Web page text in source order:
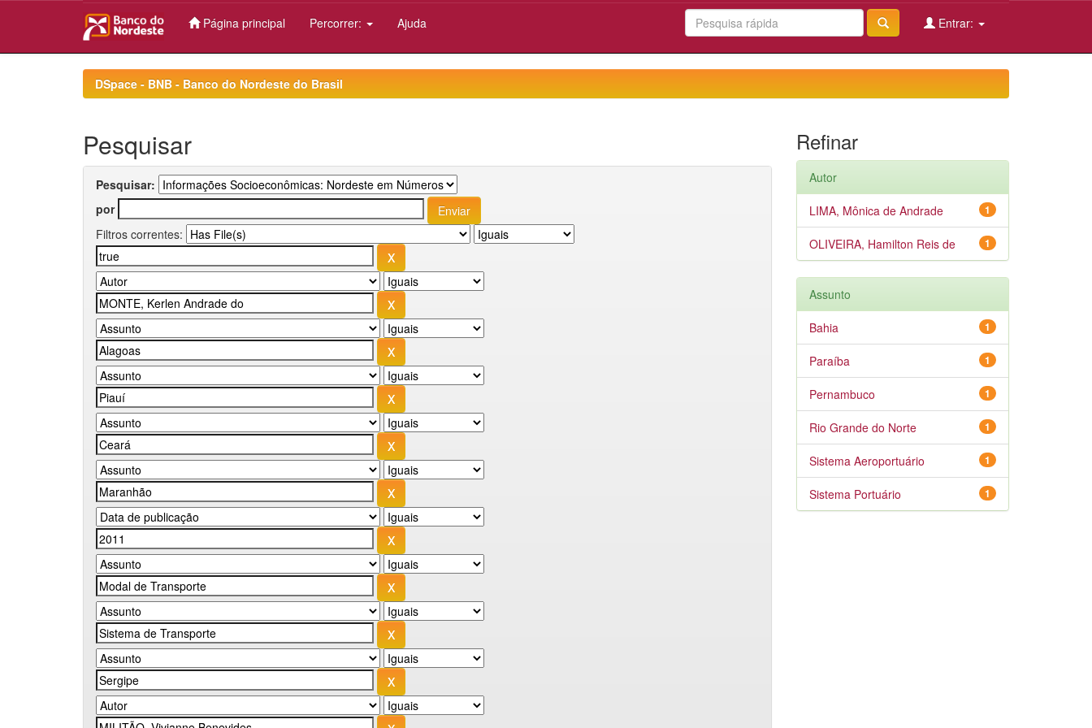
Página principal Percorrer: Ajuda Entrar:
DSpace - BNB - Banco do Nordeste do Brasil
Pesquisar
Pesquisar:
por
Filtros correntes:
Refinar
Autor
1
LIMA, Mônica de Andrade
1
OLIVEIRA, Hamilton Reis de
Assunto
1
Bahia
1
Paraíba
1
Pernambuco
1
Rio Grande do Norte
1
Sistema Aeroportuário
1
Sistema Portuário